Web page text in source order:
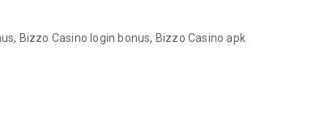
Bizzo Casino login bonus, Bizzo Casino apk